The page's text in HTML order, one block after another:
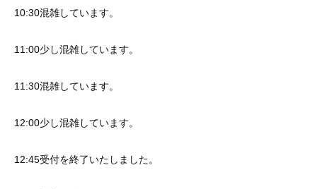
10:30混雑しています。
11:00少し混雑しています。
11:30混雑しています。
12:00少し混雑しています。
12:45受付を終了いたしました。